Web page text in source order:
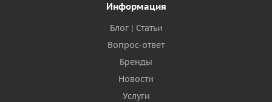
Информация
Блог | Статьи
Вопрос-ответ
Бренды
Новости
Услуги